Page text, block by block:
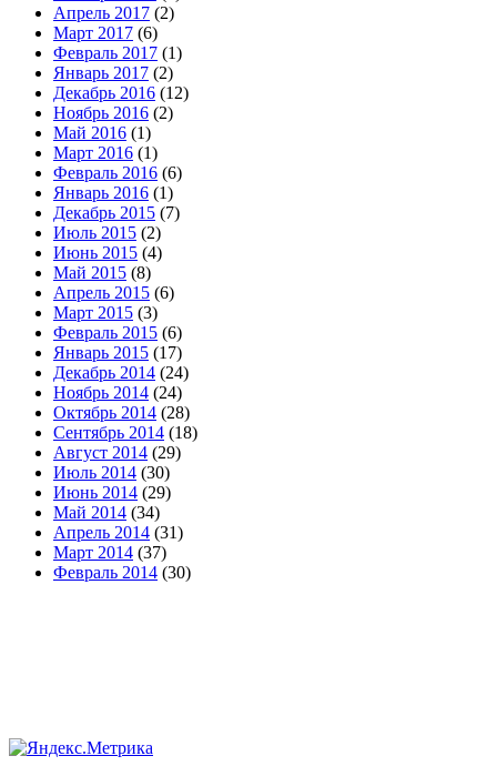
Апрель 2017 (2)
Март 2017 (6)
Февраль 2017 (1)
Январь 2017 (2)
Декабрь 2016 (12)
Ноябрь 2016 (2)
Май 2016 (1)
Март 2016 (1)
Февраль 2016 (6)
Январь 2016 (1)
Декабрь 2015 (7)
Июль 2015 (2)
Июнь 2015 (4)
Май 2015 (8)
Апрель 2015 (6)
Март 2015 (3)
Февраль 2015 (6)
Январь 2015 (17)
Декабрь 2014 (24)
Ноябрь 2014 (24)
Октябрь 2014 (28)
Сентябрь 2014 (18)
Август 2014 (29)
Июль 2014 (30)
Июнь 2014 (29)
Май 2014 (34)
Апрель 2014 (31)
Март 2014 (37)
Февраль 2014 (30)